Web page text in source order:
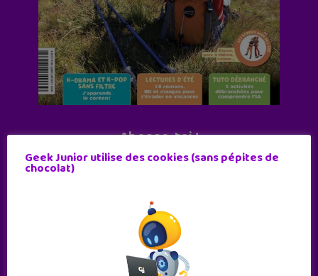
Abonne-toi !
11 numéros par an
JE M'ABONNE !
Geek Junior utilise des cookies (sans pépites de
chocolat)